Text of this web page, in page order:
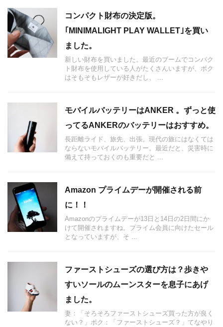
コンパクト財布の決定版。
｢MINIMALIGHT PLAY WALLET｣を買い
ました。
新しい財布を買いました。最近のブームでコンパク
ト財布を使用している人がたくさんいますが、ボク
はそもそもレザーが好きだし、 ...
モバイルバッテリーはANKER 。ずっと使
ってるANKERのバッテリーはおすすめ。
長距離ライド、旅先、出張。現代の旅にはなくては
ならないモバイルバッテリー。最近だと、災害時に
備えて持っておくのも重要だと ...
Amazon プライムデーが開催される前
に！！
Amazonのプライムデーが13日と14日の2日間にか
けて開催されますね。プライム会員に向けたセール
となっていますが、そ ...
ファーストシューズの選び方は？歩きや
すいソールのムーンスターを息子にあげ
ました。
妻：「そろそろファーストシューズ買った方が良く
ない？」ボク：「ファーストシューズ？」てなやり